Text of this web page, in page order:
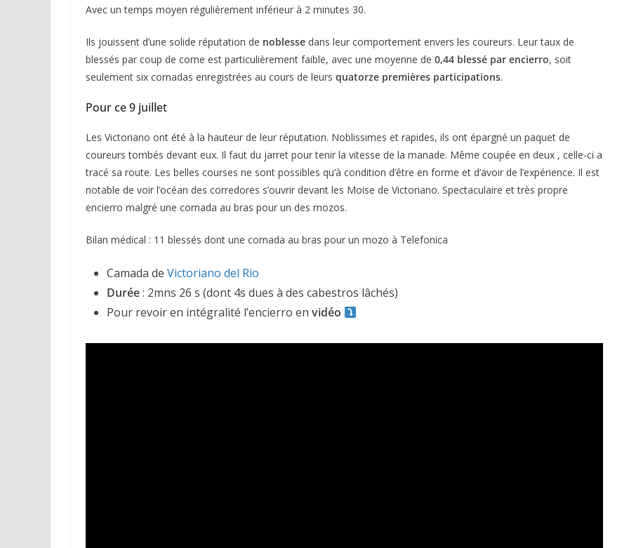
Avec un temps moyen régulièrement inférieur à 2 minutes 30.
Ils jouissent d’une solide réputation de noblesse dans leur comportement envers les coureurs. Leur taux de
blessés par coup de corne est particulièrement faible, avec une moyenne de 0,44 blessé par encierro, soit
seulement six cornadas enregistrées au cours de leurs quatorze premières participations.
Pour ce 9 juillet
Les Victoriano ont été à la hauteur de leur réputation. Noblissimes et rapides, ils ont épargné un paquet de
coureurs tombés devant eux. Il faut du jarret pour tenir la vitesse de la manade. Même coupée en deux , celle-ci a
tracé sa route. Les belles courses ne sont possibles qu’à condition d’être en forme et d’avoir de l’expérience. Il est
notable de voir l’océan des corredores s’ouvrir devant les Moise de Victoriano. Spectaculaire et très propre
encierro malgré une cornada au bras pour un des mozos.
Bilan médical : 11 blessés dont une cornada au bras pour un mozo à Telefonica
Camada de Victoriano del Rio
Durée: 2mns 26 s (dont 4s dues à des cabestros lâchés)
Pour revoir en intégralité l’encierro en vidéo
CHRONIQUES TAURINES 2026
Arles : au seuil des
espérances.
02/04/2026 Olivier Castelnau
CHRONIQUES TAURINES 2026